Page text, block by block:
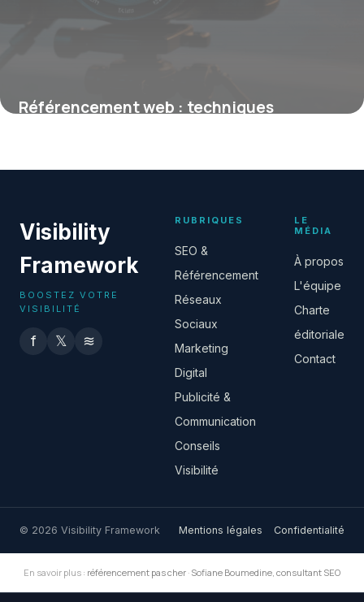
Référencement web : techniques
Visibility
Framework
BOOSTEZ VOTRE
VISIBILITÉ
f 𝕏 ≋
RUBRIQUES
SEO &
Référencement
Réseaux
Sociaux
Marketing
Digital
Publicité &
Communication
Conseils
Visibilité
LE
MÉDIA
À propos
L'équipe
Charte
éditoriale
Contact
© 2026 Visibility Framework Mentions légales Confidentialité
En savoir plus : référencement pas cher · Sofiane Boumedine, consultant SEO